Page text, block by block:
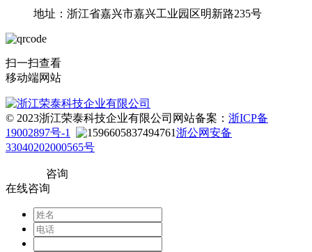
地址：浙江省嘉兴市嘉兴工业园区明新路235号
扫一扫查看
移动端网站
© 2023浙江荣泰科技企业有限公司 网站备案： 浙ICP备
19002897号-1
浙公网安备
33040202000565号
咨询
在线咨询